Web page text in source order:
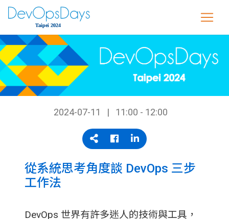
2024-07-11 11:00 - 12:00
從系統思考角度談 DevOps 三步
工作法
DevOps 世界有許多迷人的技術與工具，